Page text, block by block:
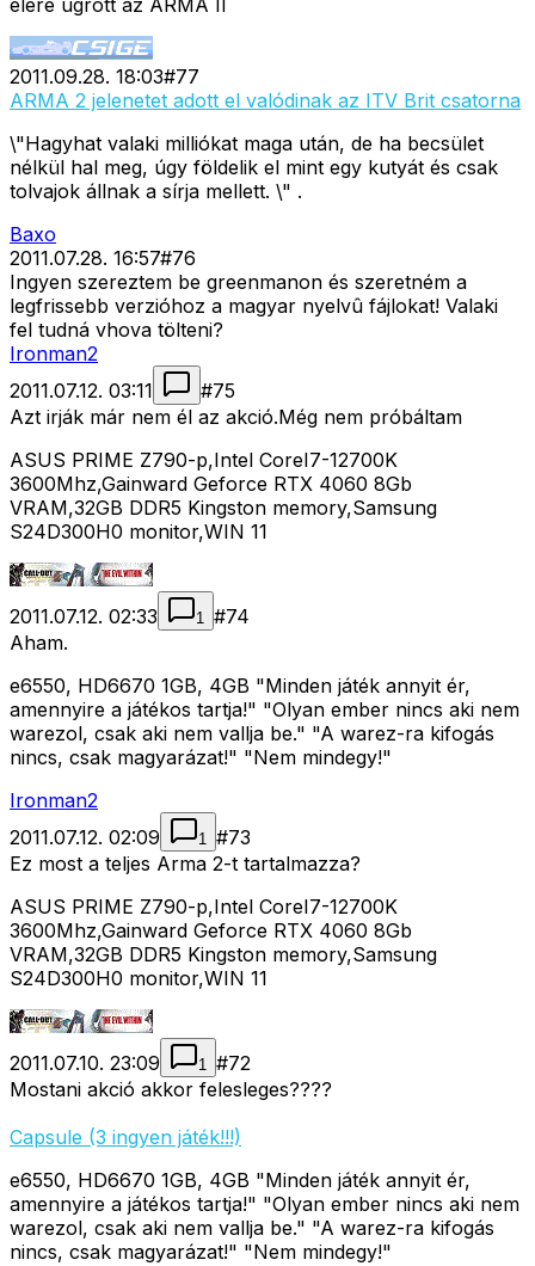
élére ugrott az ARMA II
2011.09.28. 18:03#77
ARMA 2 jelenetet adott el valódinak az ITV Brit csatorna
\"Hagyhat valaki milliókat maga után, de ha becsület
nélkül hal meg, úgy földelik el mint egy kutyát és csak
tolvajok állnak a sírja mellett. \" .
Baxo
2011.07.28. 16:57#76
Ingyen szereztem be greenmanon és szeretném a
legfrissebb verzióhoz a magyar nyelvû fájlokat! Valaki
fel tudná vhova tölteni?
Ironman2
2011.07.12. 03:11
#75
Azt irják már nem él az akció.Még nem próbáltam
ASUS PRIME Z790-p,Intel CoreI7-12700K
3600Mhz,Gainward Geforce RTX 4060 8Gb
VRAM,32GB DDR5 Kingston memory,Samsung
S24D300H0 monitor,WIN 11
2011.07.12. 02:33 1 #74
Aham.
e6550, HD6670 1GB, 4GB "Minden játék annyit ér,
amennyire a játékos tartja!" "Olyan ember nincs aki nem
warezol, csak aki nem vallja be." "A warez-ra kifogás
nincs, csak magyarázat!" "Nem mindegy!"
Ironman2
2011.07.12. 02:09
1 #73
Ez most a teljes Arma 2-t tartalmazza?
ASUS PRIME Z790-p,Intel CoreI7-12700K
3600Mhz,Gainward Geforce RTX 4060 8Gb
VRAM,32GB DDR5 Kingston memory,Samsung
S24D300H0 monitor,WIN 11
2011.07.10. 23:09 1 #72
Mostani akció akkor felesleges????
Capsule (3 ingyen játék!!!)
e6550, HD6670 1GB, 4GB "Minden játék annyit ér,
amennyire a játékos tartja!" "Olyan ember nincs aki nem
warezol, csak aki nem vallja be." "A warez-ra kifogás
nincs, csak magyarázat!" "Nem mindegy!"